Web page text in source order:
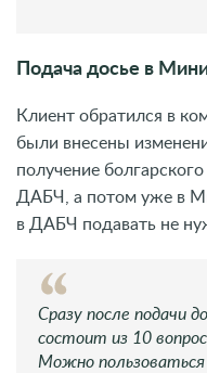
Подача досье в
Клиент обратился в
были внесены
получение
ДАБЧ, а потом уже в
в ДАБЧ подавать не
Сразу после подачи
состоит из 10
Можно пользоваться